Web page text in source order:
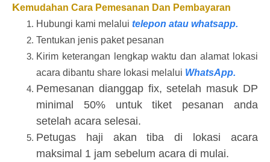
Kemudahan Cara Pemesanan Dan Pembayaran
Hubungi kami melalui telepon atau whatsapp.
Tentukan jenis paket pesanan
Kirim keterangan lengkap waktu dan alamat lokasi
acara dibantu share lokasi melalui WhatsApp.
Pemesanan dianggap fix, setelah masuk DP
minimal 50% untuk tiket pesanan anda
setelah acara selesai.
Petugas haji akan tiba di lokasi acara
maksimal 1 jam sebelum acara di mulai.